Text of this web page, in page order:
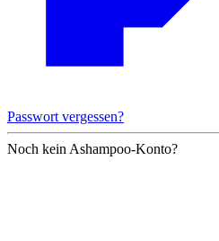
Passwort vergessen?
Noch kein Ashampoo-Konto?